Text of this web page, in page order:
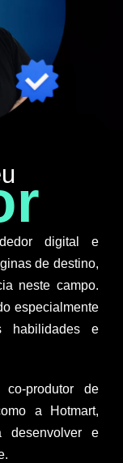
digital e
de destino,
neste campo.
especialmente
habilidades e
produtor de
a Hotmart,
desenvolver e